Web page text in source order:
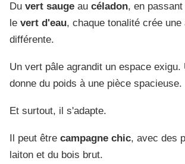
Du vert sauge au céladon, en
le vert d'eau, chaque tonalité crée une
différente.
Un vert pâle agrandit un espace exigu.
donne du poids à une pièce spacieuse.
Et surtout, il s'adapte.
Il peut être campagne chic, avec des
laiton et du bois brut.